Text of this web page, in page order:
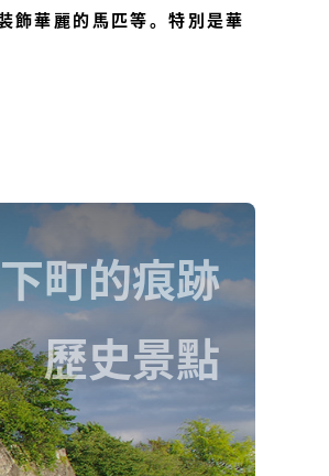
飾華麗的馬匹等。特別是華
町的痕跡
歷史景點